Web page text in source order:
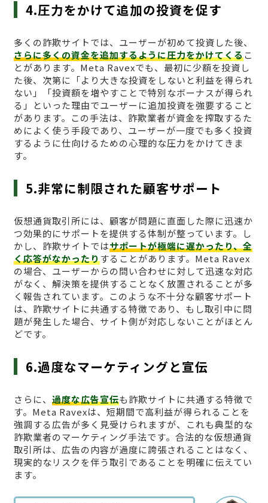
4.圧力をかけて追加の投資を促す
多くの詐欺サイトでは、ユーザーが初めて投資した後、
さらに多くの資金を追加するように圧力をかけてくるこ
とがあります。Meta Ravexでも、最初に少額を投資し
た後、次第に「より大きな投資をしないと利益を得られ
ない」「投資額を増やすことで特別なボーナスが得られ
る」といった理由でユーザーに追加投資を強要すること
があります。この手法は、詐欺業者が資金を搾取するた
めによく使う手段であり、ユーザーが一度でも多く投資
するように仕向けるための心理的な圧力をかけてきま
す。
5.非常に制限された顧客サポート
仮想通貨取引所には、顧客が問題に直面した際に迅速か
つ効果的にサポートを提供する体制が整っています。し
かし、詐欺サイトではサポートが極端に遅かったり、全
く応答がなかったりすることがあります。Meta Ravex
の場合、ユーザーからの問い合わせに対して迅速な対応
がなく、解決策を提供することなく放置されることが多
く報告されています。このような不十分な顧客サポート
は、詐欺サイトに共通する特徴であり、もし取引中に問
題が発生した場合、サイト側が対応しないことがほとん
どです。
6.過度なマーケティングと宣伝
さらに、 過度な広告宣伝も詐欺サイトに共通する特徴で
す。Meta Ravexは、短期間で高利益が得られることを
強調する広告が多く見受けられますが、これも典型的な
詐欺業者のマーケティング手法です。合法的な仮想通貨
取引所は、広告の内容が過度に誇張されることはなく、
現実的なリスクを伴う取引であることを明確に伝えてい
ます。